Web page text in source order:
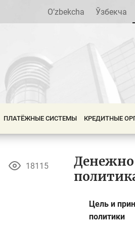
O’zbekcha Ўзбекча
ПЛАТЁЖНЫЕ СИСТЕМЫ КРЕДИТНЫЕ
18115
Цель и
политики